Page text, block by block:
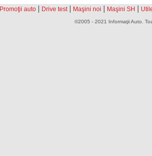
Promoţii auto | Drive test | Maşini noi | Maşini SH |
©2005 - 2021 Informaţii Auto.